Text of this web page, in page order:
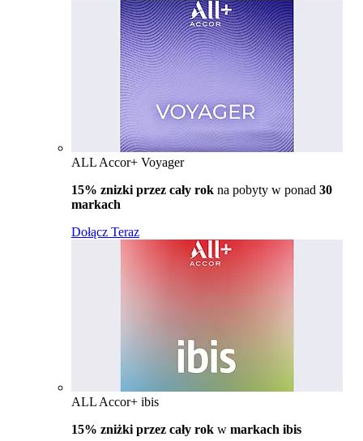
ALL Accor+ Voyager
15% znizki przez cały rok na pobyty w ponad 30
markach
Dołącz Teraz
ALL Accor+ ibis
15% zniżki przez cały rok w markach ibis